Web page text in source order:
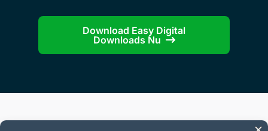
Download Easy Digital
Downloads Nu